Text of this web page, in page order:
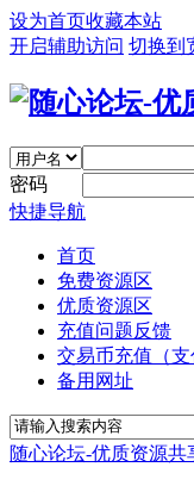
设为首页收藏本站
开启辅助访问 切换到
密码
快捷导航
首页
免费资源区
优质资源区
充值问题反馈
交易币充值（支
备用网址
随心论坛-优质资源共